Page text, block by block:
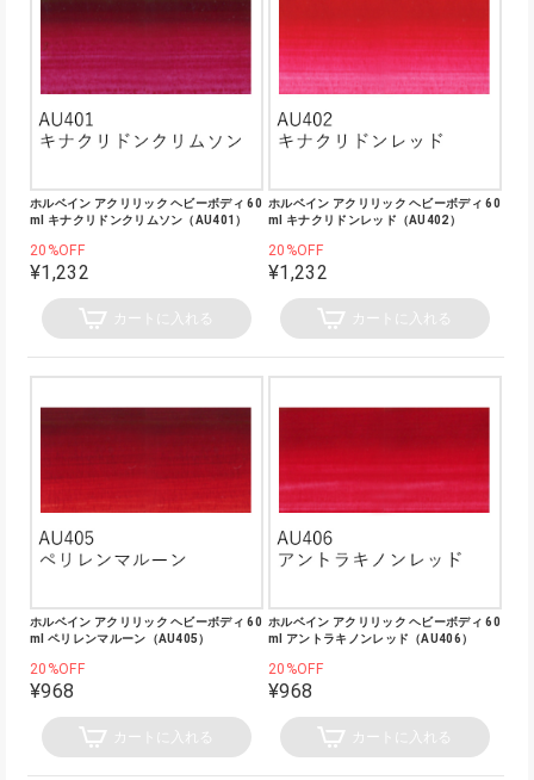
ホルベイン アクリリック ヘビーボディ 60
ml キナクリドンクリムソン（AU401）
20%OFF
¥1,232
カートに入れる
ホルベイン アクリリック ヘビーボディ 60
ml キナクリドンレッド（AU402）
20%OFF
¥1,232
カートに入れる
ホルベイン アクリリック ヘビーボディ 60
ml ペリレンマルーン（AU405）
20%OFF
¥968
カートに入れる
ホルベイン アクリリック ヘビーボディ 60
ml アントラキノンレッド（AU406）
20%OFF
¥968
カートに入れる